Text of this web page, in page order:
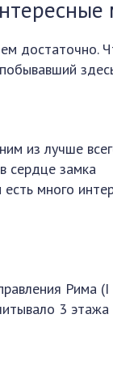
достаточно.
из лучше
сердце замка
много
Рима (I
3